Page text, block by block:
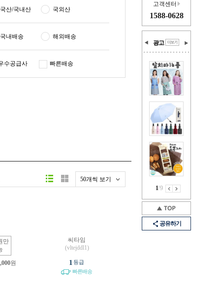
고객센터
1588-0628
광고
1/9
공유하기
국산/국내산 국외산
국내배송 해외배송
수공급사 빠른배송
50개씩 보기
만
원
씨타임
(vltejddl1)
1 등급
빠른배송